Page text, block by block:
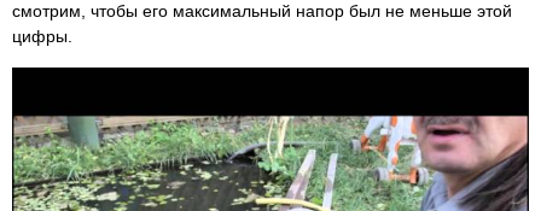
смотрим, чтобы его максимальный напор был не меньше этой
цифры.